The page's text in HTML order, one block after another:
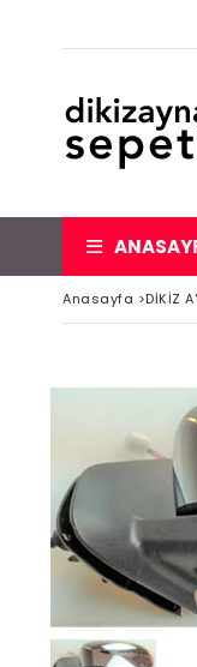
Anasayfa >DİKİZ